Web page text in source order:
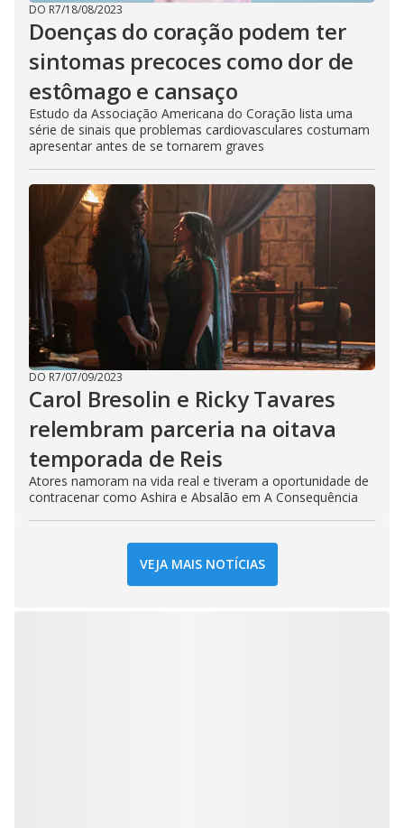
DO R7/18/08/2023
Doenças do coração podem ter
sintomas precoces como dor de
estômago e cansaço
Estudo da Associação Americana do Coração lista uma
série de sinais que problemas cardiovasculares costumam
apresentar antes de se tornarem graves
DO R7/07/09/2023
Carol Bresolin e Ricky Tavares
relembram parceria na oitava
temporada de Reis
Atores namoram na vida real e tiveram a oportunidade de
contracenar como Ashira e Absalão em A Consequência
VEJA MAIS NOTÍCIAS